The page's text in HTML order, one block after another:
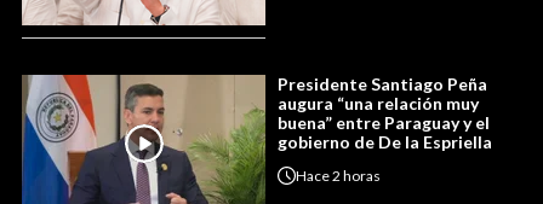
Presidente Santiago Peña
augura “una relación muy
buena” entre Paraguay y el
gobierno de De la Espriella
Hace2 horas